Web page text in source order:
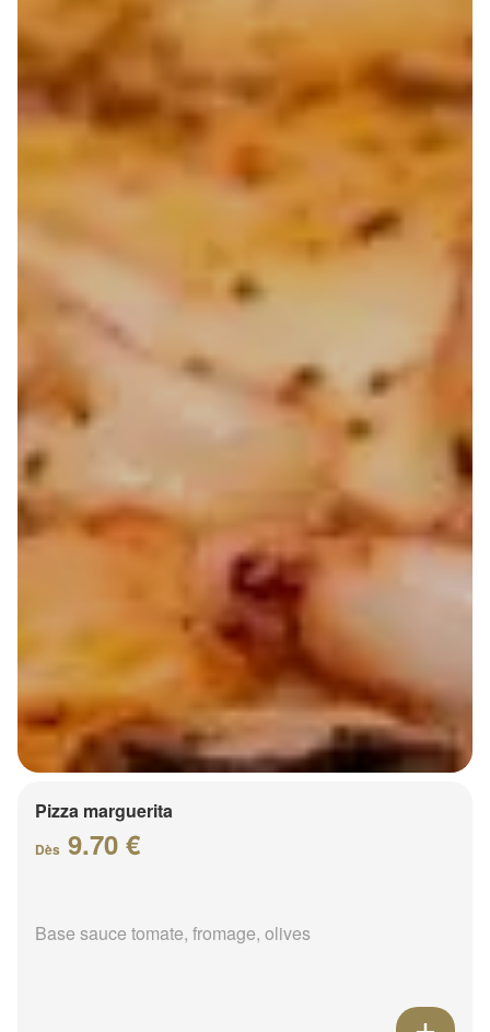
Pizza marguerita
Dès 9.70 €
Base sauce tomate, fromage, olives